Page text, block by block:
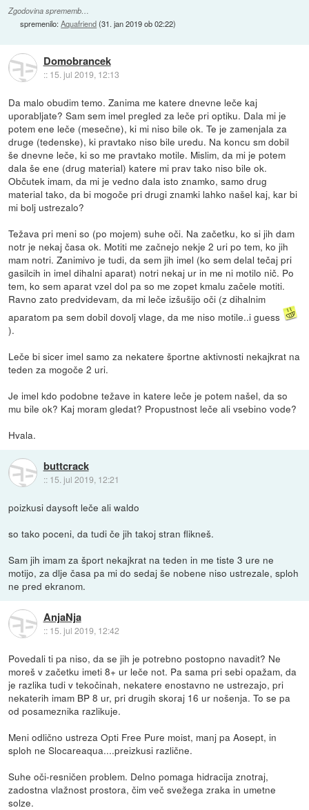
Zgodovina sprememb…
spremenilo:Aquafriend(31. jan 2019 ob 02:22)
Domobrancek
:: 15. jul 2019, 12:13
Da malo obudim temo. Zanima me katere dnevne leče kaj
uporabljate? Sam sem imel pregled za leče pri optiku. Dala mi je
potem ene leče (mesečne), ki mi niso bile ok. Te je zamenjala za
druge (tedenske), ki pravtako niso bile uredu. Na koncu sm dobil
še dnevne leče, ki so me pravtako motile. Mislim, da mi je potem
dala še ene (drug material) katere mi prav tako niso bile ok.
Občutek imam, da mi je vedno dala isto znamko, samo drug
material tako, da bi mogoče pri drugi znamki lahko našel kaj, kar bi
mi bolj ustrezalo?
Težava pri meni so (po mojem) suhe oči. Na začetku, ko si jih dam
notr je nekaj časa ok. Motiti me začnejo nekje 2 uri po tem, ko jih
mam notri. Zanimivo je tudi, da sem jih imel (ko sem delal tečaj pri
gasilcih in imel dihalni aparat) notri nekaj ur in me ni motilo nič. Po
tem, ko sem aparat vzel dol pa so me zopet kmalu začele motiti.
Ravno zato predvidevam, da mi leče izšušijo oči (z dihalnim
aparatom pa sem dobil dovolj vlage, da me niso motile..i guess
).
Leče bi sicer imel samo za nekatere športne aktivnosti nekajkrat na
teden za mogoče 2 uri.
Je imel kdo podobne težave in katere leče je potem našel, da so
mu bile ok? Kaj moram gledat? Propustnost leče ali vsebino vode?
Hvala.
buttcrack
:: 15. jul 2019, 12:21
poizkusi daysoft leče ali waldo
so tako poceni, da tudi če jih takoj stran flikneš.
Sam jih imam za šport nekajkrat na teden in me tiste 3 ure ne
motijo, za dlje časa pa mi do sedaj še nobene niso ustrezale, sploh
ne pred ekranom.
AnjaNja
:: 15. jul 2019, 12:42
Povedali ti pa niso, da se jih je potrebno postopno navadit? Ne
moreš v začetku imeti 8+ ur leče not. Pa sama pri sebi opažam, da
je razlika tudi v tekočinah, nekatere enostavno ne ustrezajo, pri
nekaterih imam BP 8 ur, pri drugih skoraj 16 ur nošenja. To se pa
od posameznika razlikuje.
Meni odlično ustreza Opti Free Pure moist, manj pa Aosept, in
sploh ne Slocareaqua....preizkusi različne.
Suhe oči-resničen problem. Delno pomaga hidracija znotraj,
zadostna vlažnost prostora, čim več svežega zraka in umetne
solze.